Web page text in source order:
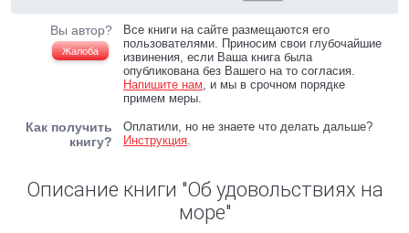
Вы автор?
Жалоба
Все книги на сайте размещаются его
пользователями. Приносим свои глубочайшие
извинения, если Ваша книга была
опубликована без Вашего на то согласия.
Напишите нам, и мы в срочном порядке
примем меры.
Как получить
книгу?
Оплатили, но не знаете что делать дальше?
Инструкция.
Описание книги "Об удовольствиях на
море"